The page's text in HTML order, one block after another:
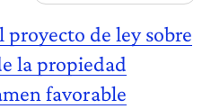
proyecto de ley sobre
la propiedad
favorable